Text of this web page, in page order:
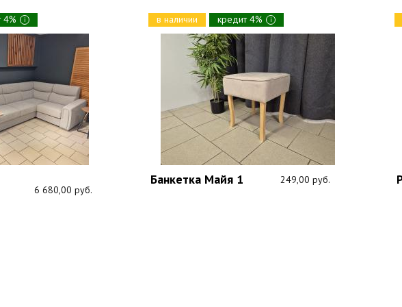
4% i
6 680,00 руб.
в наличии кредит 4% i
Банкетка Майя 1 249,00 руб.